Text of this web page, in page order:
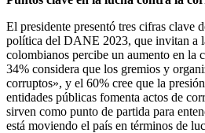
El presidente presentó tres cifras clave
política del DANE 2023, que invitan a
colombianos percibe un aumento en la
34% considera que los gremios y
corruptos», y el 60% cree que la
entidades públicas fomenta actos de
sirven como punto de partida para
está moviendo el país en términos de